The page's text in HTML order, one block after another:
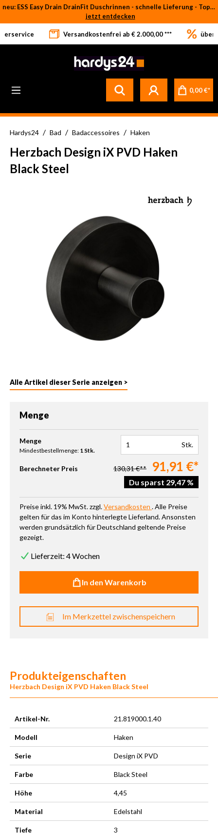
Zum Hauptinhalt springen
neu: ESS Easy Drain DrainFit Duschrinnen - schnelle Lieferung - Top-Preise
jetzt entdecken
Versandkostenfrei ab € 2.000,00 *** über
0,00 €*
Hardys24 / Bad / Badaccessoires / Haken
Herzbach Design iX PVD Haken
Black Steel
Alle Artikel dieser Serie anzeigen >
Menge
Produkt Anzahl: Gib den gewünschten Wert ein oder benutze
Menge
Mindestbestellmenge: 1 Stk.
Stk.
Berechneter Preis 130,31 €** 91,91 €*
Du sparst 29,47 %
Preise inkl. 19% MwSt. zzgl.Versandkosten . Alle Preise
gelten für das im Konto hinterlegte Lieferland. Ansonsten
werden grundsätzlich für Deutschland geltende Preise
gezeigt.
Lieferzeit: 4 Wochen
In den Warenkorb
Im Merkzettel zwischenspeichern
Produkteigenschaften
Herzbach Design iX PVD Haken Black Steel
Artikel-Nr. 21.819000.1.40
Modell Haken
Serie Design iX PVD
Farbe Black Steel
Höhe 4,45
Material Edelstahl
Tiefe 3